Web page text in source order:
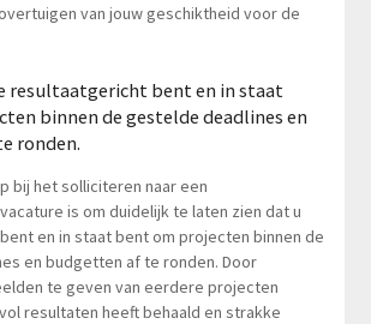
van jouw geschiktheid voor de
resultaatgericht bent en in staat
binnen de gestelde deadlines en
ronden.
bij het solliciteren naar een
is om duidelijk te laten zien dat u
en in staat bent om projecten binnen de
en budgetten af te ronden. Door
te geven van eerdere projecten
resultaten heeft behaald en strakke